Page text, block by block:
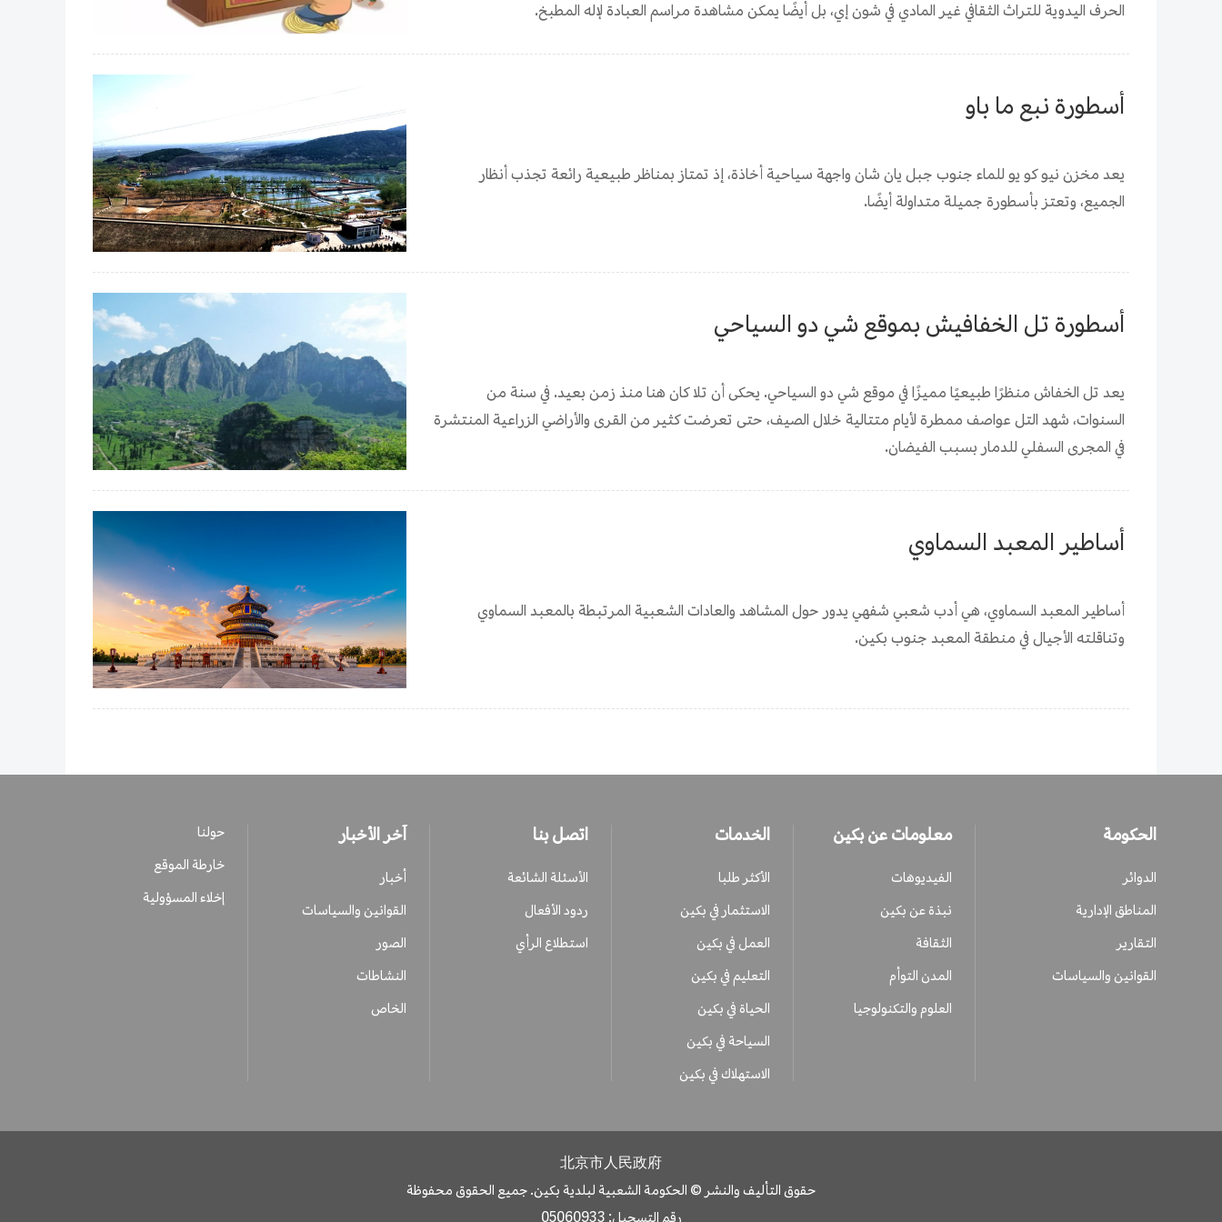
الحرف اليدوية للتراث الثقافي غير المادي في شون إي، بل أيضًا يمكن مشاهدة مراسم العبادة لإله المطبخ.
أسطورة نبع ما باو
يعد مخزن نيو كو يو للماء جنوب جبل يان شان واجهة سياحية أخاذة، إذ تمتاز بمناظر طبيعية رائعة تجذب أنظار
الجميع، وتعتز بأسطورة جميلة متداولة أيضًا.
أسطورة تل الخفافيش بموقع شي دو السياحي
يعد تل الخفاش منظرًا طبيعيًا مميزًا في موقع شي دو السياحي. يحكى أن تلا كان هنا منذ زمن بعيد. في سنة من
السنوات، شهد التل عواصف ممطرة لأيام متتالية خلال الصيف، حتى تعرضت كثير من القرى والأراضي الزراعية المنتشرة
في المجرى السفلي للدمار بسبب الفيضان.
أساطير المعبد السماوي
أساطير المعبد السماوي، هي أدب شعبي شفهي يدور حول المشاهد والعادات الشعبية المرتبطة بالمعبد السماوي
وتناقلته الأجيال في منطقة المعبد جنوب بكين.
الحكومة
الدوائر
المناطق الإدارية
التقارير
القوانين والسياسات
معلومات عن بكين
الفيديوهات
نبذة عن بكين
الثقافة
المدن التوأم
العلوم والتكنولوجيا
الخدمات
الأكثر طلبا
الاستثمار في بكين
العمل في بكين
التعليم في بكين
الحياة في بكين
السياحة في بكين
الاستهلاك في بكين
اتصل بنا
الأسئلة الشائعة
ردود الأفعال
استطلاع الرأي
آخر الأخبار
أخبار
القوانين والسياسات
الصور
النشاطات
الخاص
حولنا
خارطة الموقع
إخلاء المسؤولية
北京市人民政府
حقوق التأليف والنشر © الحكومة الشعبية لبلدية بكين. جميع الحقوق محفوظة
رقم التسجيل: 05060933